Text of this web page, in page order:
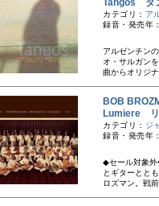
Tangos タ
カテゴリ： ア
録音・発売年
アルゼンチン
オ・サルガン
曲からオリジ
BOB
Lumiere リ
カテゴリ： ジ
録音・発売年
◆セール対象外
とギターとと
ロズマン。戦